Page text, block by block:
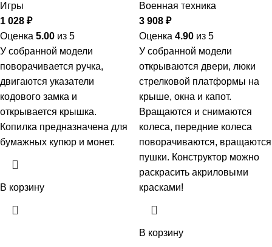
Игры
1 028 ₽
Оценка 5.00 из 5
У собранной модели
поворачивается ручка,
двигаются указатели
кодового замка и
открывается крышка.
Копилка предназначена для
бумажных купюр и монет.
В корзину
Военная техника
3 908 ₽
Оценка 4.90 из 5
У собранной модели
открываются двери, люки
стрелковой платформы на
крыше, окна и капот.
Вращаются и снимаются
колеса, передние колеса
поворачиваются, вращаются
пушки. Конструктор можно
раскрасить акриловыми
красками!
В корзину